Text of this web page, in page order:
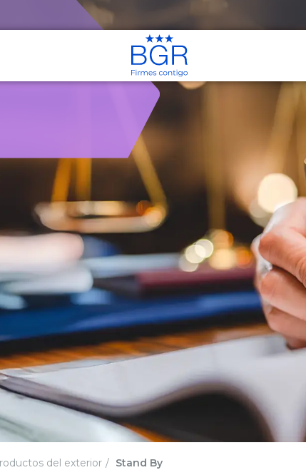
Casa
de Consumo
Sueldo en Línea Nuevo
Civil
Militares
Créditos de
Consolidación
Consolidación de Deudas
Créditos en Línea
Créditos en Línea
Simuladores
Simulador de Crédito
Tarjetas de Crédito
BGR Visa
Nuestras Tarjetas
Avance de Efectivo
del exterior Stand By